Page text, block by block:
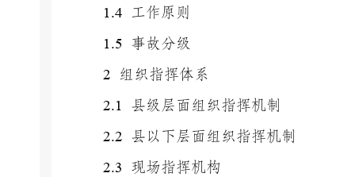
1.4 工作原则
1.5 事故分级
2 组织指挥体系
2.1 县级层面组织指挥机制
2.2 县以下层面组织指挥机制
2.3 现场指挥机构